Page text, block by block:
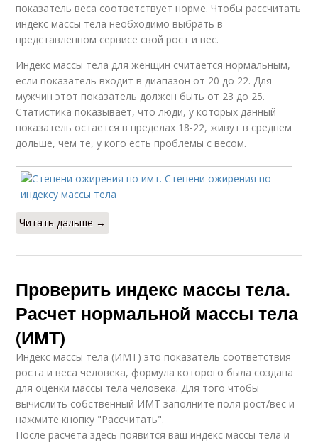
показатель веса соответствует норме. Чтобы рассчитать
индекс массы тела необходимо выбрать в
представленном сервисе свой рост и вес.
Индекс массы тела для женщин считается нормальным,
если показатель входит в диапазон от 20 до 22. Для
мужчин этот показатель должен быть от 23 до 25.
Статистика показывает, что люди, у которых данный
показатель остается в пределах 18-22, живут в среднем
дольше, чем те, у кого есть проблемы с весом.
Читать дальше →
Проверить индекс массы тела.
Расчет нормальной массы тела
(ИМТ)
Индекс массы тела (ИМТ) это показатель соответствия
роста и веса человека, формула которого была создана
для оценки массы тела человека. Для того чтобы
вычислить собственный ИМТ заполните поля рост/вес и
нажмите кнопку "Рассчитать".
После расчёта здесь появится ваш индекс массы тела и